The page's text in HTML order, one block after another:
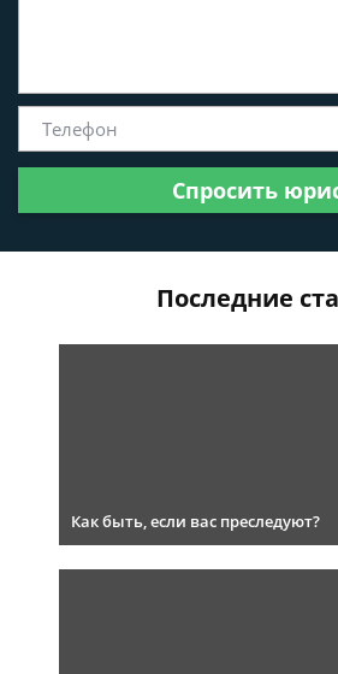
Спросить
Последние
Как быть, если вас преследуют?